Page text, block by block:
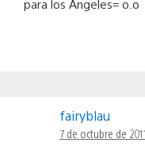
para los Angeles= o.o
fairyblau
7 de octubre de